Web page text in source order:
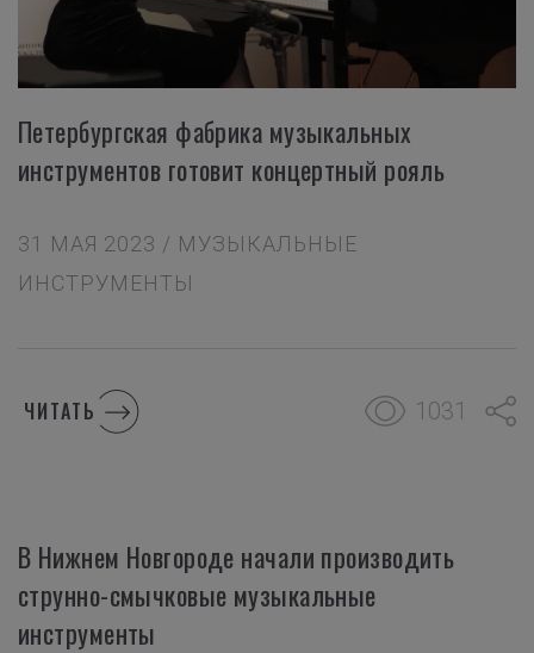
Петербургская фабрика музыкальных
инструментов готовит концертный рояль
31 МАЯ 2023 / МУЗЫКАЛЬНЫЕ
ИНСТРУМЕНТЫ
ЧИТАТЬ 1031
В Нижнем Новгороде начали производить
струнно-смычковые музыкальные
инструменты